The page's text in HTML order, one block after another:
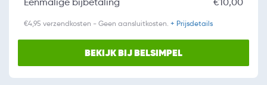
Eenmalige bijbetaling €10,00
€4,95 verzendkosten - Geen aansluitkosten. + Prijsdetails
BEKIJK BIJ BELSIMPEL